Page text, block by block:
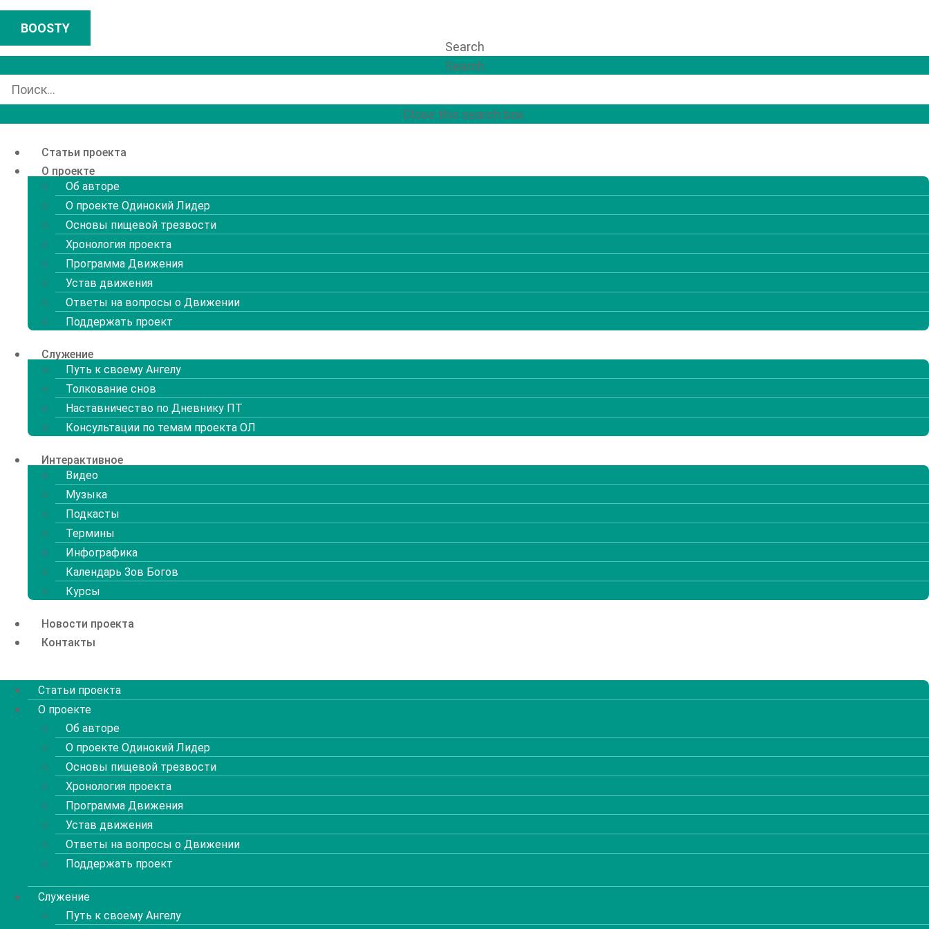
Перейти
содержимому
BOOSTY
Search
Search
Close this search box.
Статьи проекта
О проекте
Об авторе
О проекте Одинокий Лидер
Основы пищевой трезвости
Хронология проекта
Программа Движения
Устав движения
Ответы на вопросы о Движении
Поддержать проект
Служение
Путь к своему Ангелу
Толкование снов
Наставничество по Дневнику ПТ
Консультации по темам проекта ОЛ
Интерактивное
Видео
Музыка
Подкасты
Термины
Инфографика
Календарь Зов Богов
Курсы
Новости проекта
Контакты
Статьи проекта
О проекте
Об авторе
О проекте Одинокий Лидер
Основы пищевой трезвости
Хронология проекта
Программа Движения
Устав движения
Ответы на вопросы о Движении
Поддержать проект
Служение
Путь к своему Ангелу